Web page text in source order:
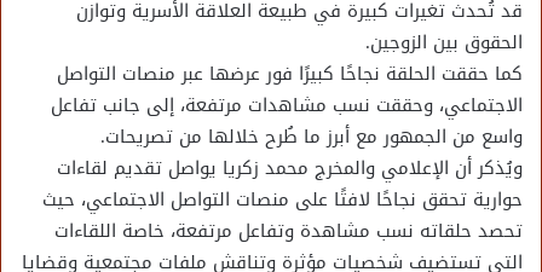
قد تُحدث تغيرات كبيرة في طبيعة العلاقة الأسرية وتوازن
الحقوق بين الزوجين.
كما حققت الحلقة نجاحًا كبيرًا فور عرضها عبر منصات التواصل
الاجتماعي، وحققت نسب مشاهدات مرتفعة، إلى جانب تفاعل
واسع من الجمهور مع أبرز ما طُرح خلالها من تصريحات.
ويُذكر أن الإعلامي والمخرج محمد زكريا يواصل تقديم لقاءات
حوارية تحقق نجاحًا لافتًا على منصات التواصل الاجتماعي، حيث
تحصد حلقاته نسب مشاهدة وتفاعل مرتفعة، خاصة اللقاءات
التي تستضيف شخصيات مؤثرة وتناقش ملفات مجتمعية وقضايا